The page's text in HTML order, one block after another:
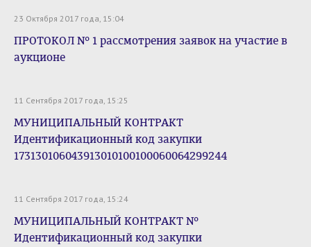
23 Октября 2017 года, 15:04
ПРОТОКОЛ № 1 рассмотрения заявок на участие в
аукционе
11 Сентября 2017 года, 15:25
МУНИЦИПАЛЬНЫЙ КОНТРАКТ
Идентификационный код закупки
173130106043913010100100060064299244
11 Сентября 2017 года, 15:24
МУНИЦИПАЛЬНЫЙ КОНТРАКТ №
Идентификационный код закупки